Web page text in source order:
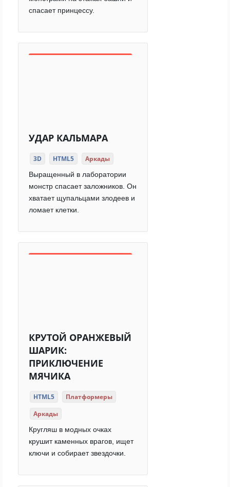
спасает принцессу.
УДАР КАЛЬМАРА
3D HTML5 Аркады
Выращенный в лаборатории
монстр спасает заложников. Он
хватает щупальцами злодеев и
ломает клетки.
КРУТОЙ ОРАНЖЕВЫЙ
ШАРИК:
ПРИКЛЮЧЕНИЕ
МЯЧИКА
HTML5
Платформеры
Аркады
Кругляш в модных очках
крушит каменных врагов, ищет
ключи и собирает звездочки.